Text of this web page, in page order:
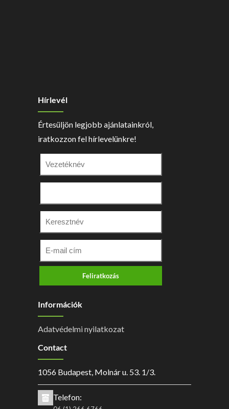
Hírlevél
Értesüljön legjobb ajánlatainkról,
iratkozzon fel hírlevelünkre!
Feliratkozás
Információk
Adatvédelmi nyilatkozat
Contact
1056 Budapest, Molnár u. 53. 1/3.
Telefon: